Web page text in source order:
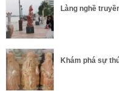
Làng nghề
Khám phá sự